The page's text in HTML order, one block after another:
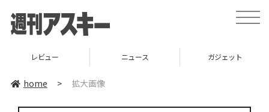
toggle
レビュー ニュース ガジェット
home > 拡大画像